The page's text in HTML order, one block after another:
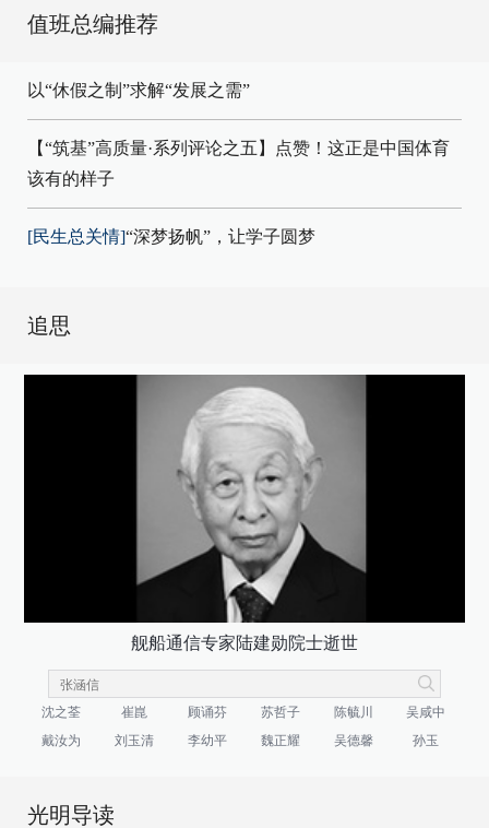
值班总编推荐
以“休假之制”求解“发展之需”
【“筑基”高质量·系列评论之五】点赞！这正是中国体育
该有的样子
[民生总关情]“深梦扬帆”，让学子圆梦
追思
舰船通信专家陆建勋院士逝世
沈之荃 崔崑 顾诵芬 苏哲子 陈毓川
吴咸中
戴汝为
刘玉清 李幼平 魏正耀 吴德馨 孙玉
光明导读